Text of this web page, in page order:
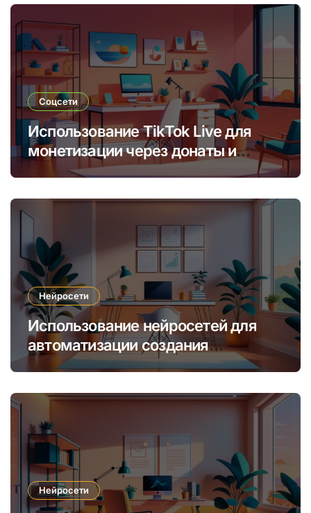
Соцсети
Использование TikTok Live для
монетизации через донаты и
платные подписки
Нейросети
Использование нейросетей для
автоматизации создания
уникальных интернет-курсов и
Нейросети